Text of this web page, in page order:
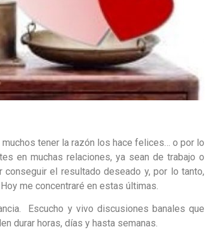
tener la razón los hace felices… o por lo
en muchas relaciones, ya sean de trabajo o
el resultado deseado y, por lo tanto,
me concentraré en estas últimas.
Escucho y vivo discusiones banales que
durar horas, días y hasta semanas.